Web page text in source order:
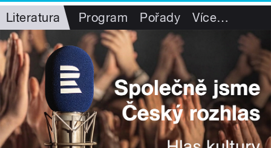
Literatura Program Pořady Více…